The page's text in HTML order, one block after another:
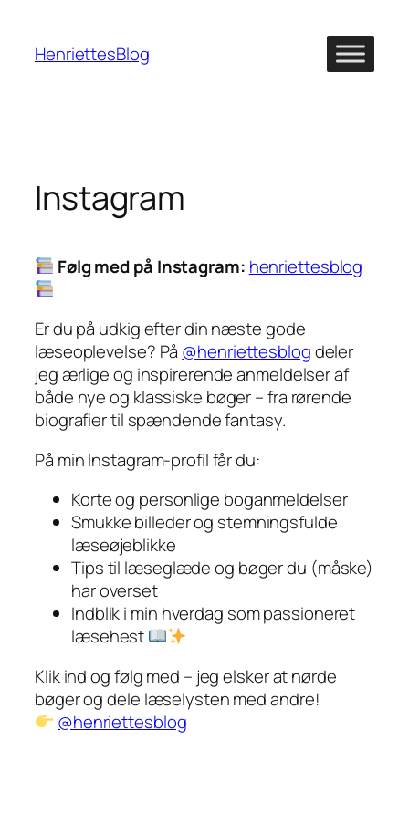
indhold
HenriettesBlog
Instagram
Følg med på Instagram: henriettesblog
Er du på udkig efter din næste gode
læseoplevelse? På @henriettesblogdeler
jeg ærlige og inspirerende anmeldelser af
både nye og klassiske bøger – fra rørende
biografier til spændende fantasy.
På min Instagram-profil får du:
Korte og personlige boganmeldelser
Smukke billeder og stemningsfulde
læseøjeblikke
Tips til læseglæde og bøger du (måske)
har overset
Indblik i min hverdag som passioneret
læsehest
Klik ind og følg med – jeg elsker at nørde
bøger og dele læselysten med andre!
@henriettesblog